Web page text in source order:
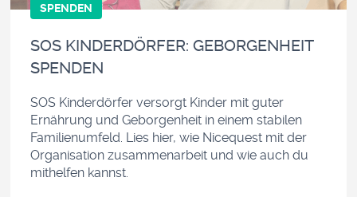
SPENDEN
SOS KINDERDÖRFER: GEBORGENHEIT
SPENDEN
SOS Kinderdörfer versorgt Kinder mit guter
Ernährung und Geborgenheit in einem stabilen
Familienumfeld. Lies hier, wie Nicequest mit der
Organisation zusammenarbeit und wie auch du
mithelfen kannst.